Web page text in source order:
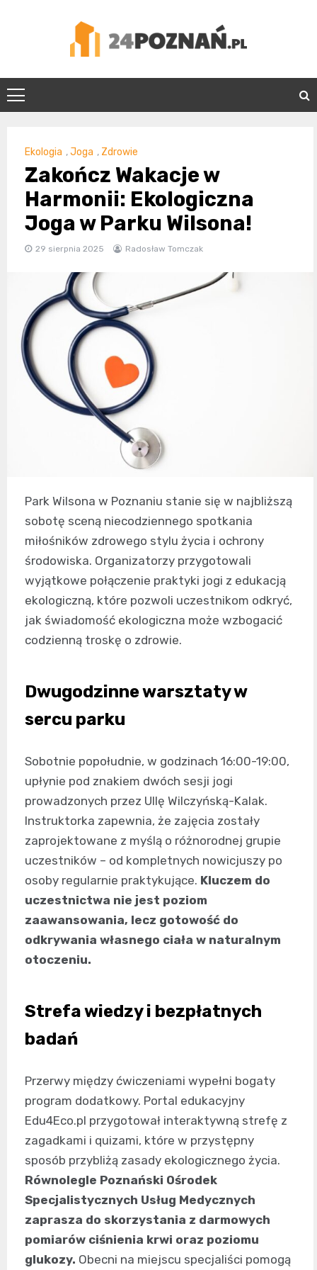
24Poznań.pl
Ekologia ,Joga , Zdrowie
Zakończ Wakacje w
Harmonii: Ekologiczna
Joga w Parku Wilsona!
29 sierpnia 2025 Radosław Tomczak
Park Wilsona w Poznaniu stanie się w najbliższą
sobotę sceną niecodziennego spotkania
miłośników zdrowego stylu życia i ochrony
środowiska. Organizatorzy przygotowali
wyjątkowe połączenie praktyki jogi z edukacją
ekologiczną, które pozwoli uczestnikom odkryć,
jak świadomość ekologiczna może wzbogacić
codzienną troskę o zdrowie.
Dwugodzinne warsztaty w
sercu parku
Sobotnie popołudnie, w godzinach 16:00-19:00,
upłynie pod znakiem dwóch sesji jogi
prowadzonych przez Ullę Wilczyńską-Kalak.
Instruktorka zapewnia, że zajęcia zostały
zaprojektowane z myślą o różnorodnej grupie
uczestników – od kompletnych nowicjuszy po
osoby regularnie praktykujące. Kluczem do
uczestnictwa nie jest poziom
zaawansowania, lecz gotowość do
odkrywania własnego ciała w naturalnym
otoczeniu.
Strefa wiedzy i bezpłatnych
badań
Przerwy między ćwiczeniami wypełni bogaty
program dodatkowy. Portal edukacyjny
Edu4Eco.pl przygotował interaktywną strefę z
zagadkami i quizami, które w przystępny
sposób przybliżą zasady ekologicznego życia.
Równolegle Poznański Ośrodek
Specjalistycznych Usług Medycznych
zaprasza do skorzystania z darmowych
pomiarów ciśnienia krwi oraz poziomu
glukozy. Obecni na miejscu specjaliści pomogą